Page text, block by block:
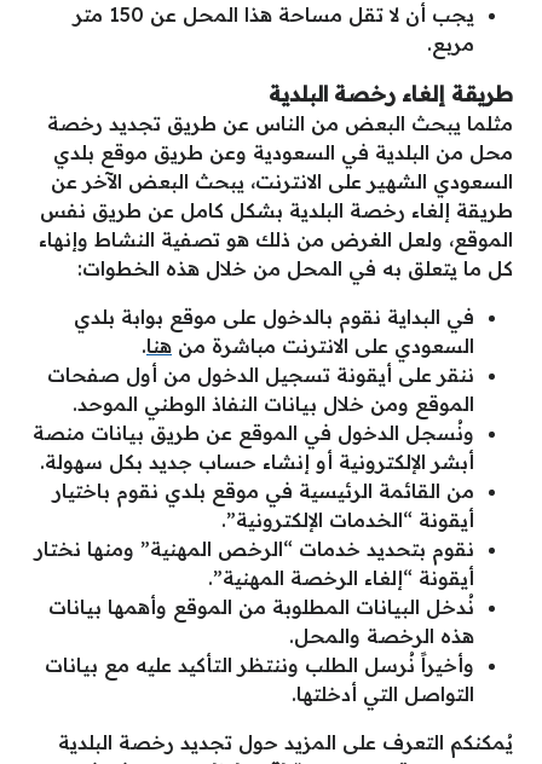
يجب أن لا تقل مساحة هذا المحل عن 150 متر
مربع.
طريقة إلغاء رخصة البلدية
مثلما يبحث البعض من الناس عن طريق تجديد رخصة
محل من البلدية في السعودية وعن طريق موقع بلدي
السعودي الشهير على الانترنت، يبحث البعض الآخر عن
طريقة إلغاء رخصة البلدية بشكل كامل عن طريق نفس
الموقع، ولعل الغرض من ذلك هو تصفية النشاط وإنهاء
كل ما يتعلق به في المحل من خلال هذه الخطوات:
في البداية نقوم بالدخول على موقع بوابة بلدي
السعودي على الانترنت مباشرة من هنا.
ننقر على أيقونة تسجيل الدخول من أول صفحات
الموقع ومن خلال بيانات النفاذ الوطني الموحد.
ونُسجل الدخول في الموقع عن طريق بيانات منصة
أبشر الإلكترونية أو إنشاء حساب جديد بكل سهولة.
من القائمة الرئيسية في موقع بلدي نقوم باختيار
أيقونة “الخدمات الإلكترونية”.
نقوم بتحديد خدمات “الرخص المهنية” ومنها نختار
أيقونة “إلغاء الرخصة المهنية”.
نُدخل البيانات المطلوبة من الموقع وأهمها بيانات
هذه الرخصة والمحل.
وأخيراً نُرسل الطلب وننتظر التأكيد عليه مع بيانات
التواصل التي أدخلتها.
يُمكنكم التعرف على المزيد حول تجديد رخصة البلدية